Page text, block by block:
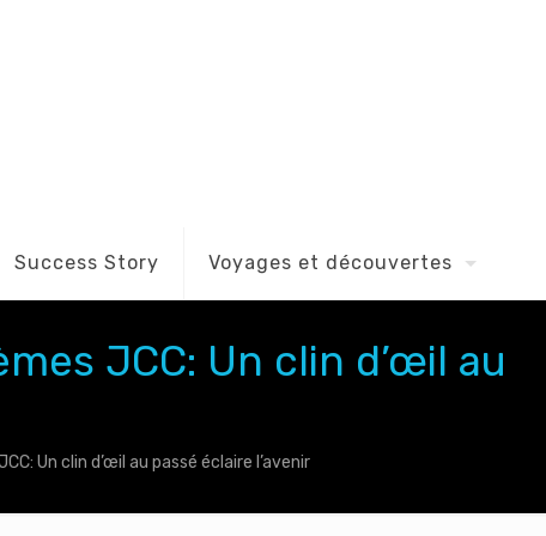
Success Story Voyages et découvertes
JCC: Un clin d’œil au
Un clin d’œil au passé éclaire l’avenir